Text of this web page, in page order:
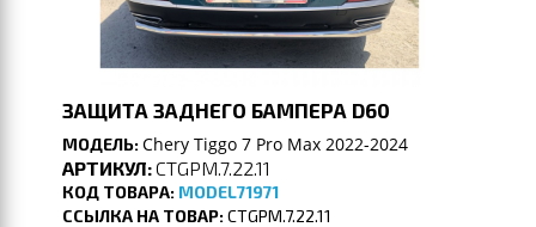
ЗАЩИТА ЗАДНЕГО БАМПЕРА D60
МОДЕЛЬ:Chery Tiggo 7 Pro Max 2022-2024
АРТИКУЛ:CTGPM.7.22.11
КОД ТОВАРА: MODEL71971
ССЫЛКА НА ТОВАР:CTGPM.7.22.11